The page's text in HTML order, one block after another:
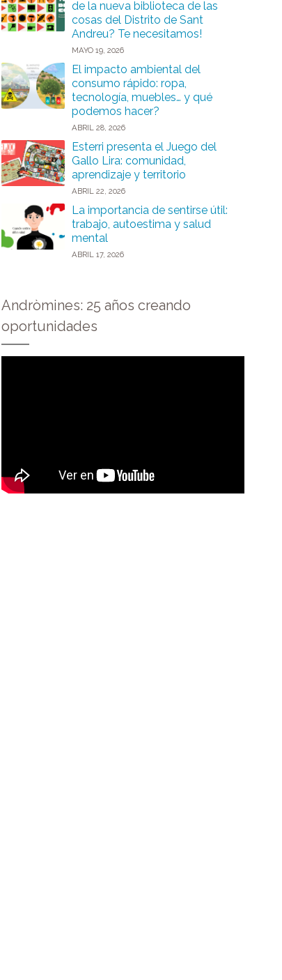
de la nueva biblioteca de las
cosas del Distrito de Sant
Andreu? Te necesitamos!
MAYO 19, 2026
El impacto ambiental del
consumo rápido: ropa,
tecnología, muebles… y qué
podemos hacer?
ABRIL 28, 2026
Esterri presenta el Juego del
Gallo Lira: comunidad,
aprendizaje y territorio
ABRIL 22, 2026
La importancia de sentirse útil:
trabajo, autoestima y salud
mental
ABRIL 17, 2026
Andròmines: 25 años creando
oportunidades